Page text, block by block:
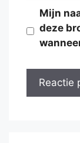
Mijn
deze